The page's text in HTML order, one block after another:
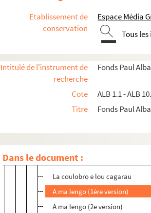
Etablissement de
conservation
Espace Média
Tous
Intitulé de l'instrument de
recherche
Fonds Paul
Cote
ALB 1.1 - ALB
Titre
Fonds Paul
Dans le document :
ALB 4.4. Année 1905
ALB 4.5. Année 1906
ALB 4.7. Année 1908
ALB 4.8. Année 1909
ALB 4.9. Année 1910
Felhun noubel
La coulobro e lou cagarau
A ma lengo (1ère version)
A ma lengo (2e version)